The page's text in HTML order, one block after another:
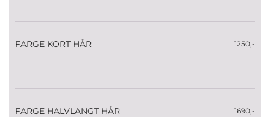
FARGE KORT HÅR 1250,-
FARGE HALVLANGT HÅR 1690,-